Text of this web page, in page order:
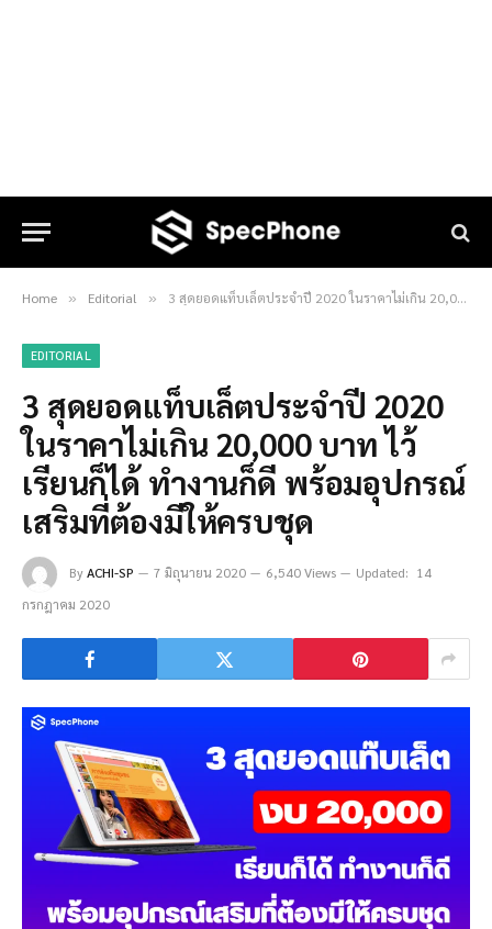
Home » Editorial » 3 สุดยอดแท็บเล็ตประจำปี 2020 ในราคาไม่เกิน 20,000 บาท ไว้เรียนก็ได้ ทำงานก็ดี พร้อมอุปกรณ์เสริมที่ต้องมีให้ครบชุด
EDITORIAL
3 สุดยอดแท็บเล็ตประจำปี 2020
ในราคาไม่เกิน 20,000 บาท ไว้
เรียนก็ได้ ทำงานก็ดี พร้อมอุปกรณ์
เสริมที่ต้องมีให้ครบชุด
ByACHI-SP 7 มิถุนายน 2020 6,540 Views Updated: 14
กรกฎาคม 2020